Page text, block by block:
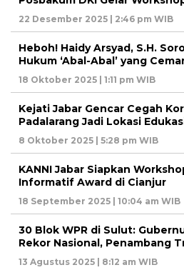
22 Desember 2025 | 2:46 pm WIB
Heboh! Haidy Arsyad, S.H.
Hukum ‘Abal-Abal’ yang
18 Oktober 2025 | 1:11 pm WIB
Kejati Jabar Gencar Cegah
Padalarang Jadi Lokasi
8 Oktober 2025 | 5:28 pm WIB
KANNI Jabar Siapkan
Informatif Award di Cianjur
18 September 2025 | 10:04 am WIB
30 Blok WPR di Sulut:
Rekor Nasional, Penambang
13 Agustus 2025 | 8:12 am WIB